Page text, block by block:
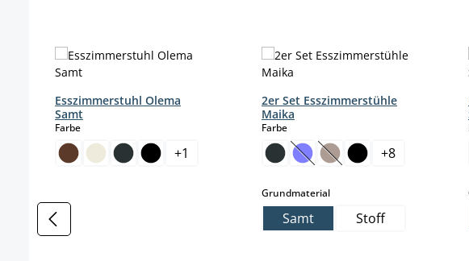
Esszimmerstuhl Olema
Samt
Farbeauswählen
+1
2er Set Esszimmerstühle
Maika
Farbeauswählen
(Diese Option ist zurzeit nicht
(Diese Option ist zurzeit
+8
Grundmaterialauswählen
Samt Stoff